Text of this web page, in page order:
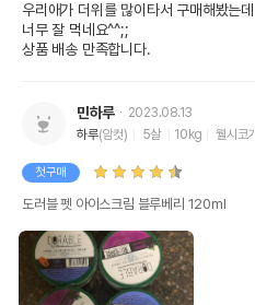
우리애가 더위를 많이타서 구매해봤는데
너무 잘 먹네요^^;;
상품 배송 만족합니다.
민하루
2023.08.13
하루(암컷) 5살 10kg 웰시코기
첫구매
도러블 펫 아이스크림 블루베리 120ml